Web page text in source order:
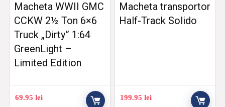
Macheta WWII GMC
CCKW 2½ Ton 6×6
Truck „Dirty” 1:64
GreenLight –
Limited Edition
69.95lei
Macheta transportor
Half-Track Solido
199.95lei